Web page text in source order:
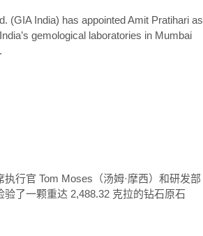
(GIA India) has appointed Amit Pratihari as
gemological laboratories in Mumbai
行官 Tom Moses（汤姆·摩西）和研发部
了一颗重达 2,488.32 克拉的钻石原石